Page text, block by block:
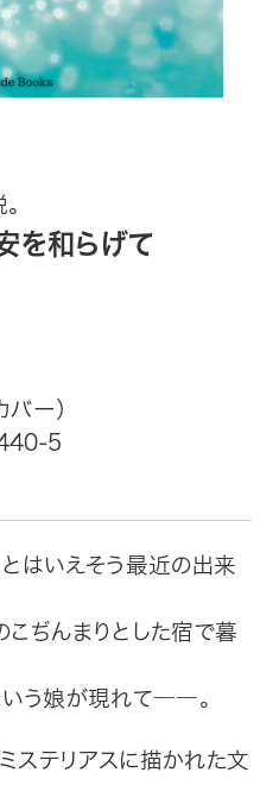
いて
を和らげて
ー）
5
はいえそう最近の出来
ぢんまりとした宿で暮
いう娘が現れて――。
ステリアスに描かれた文